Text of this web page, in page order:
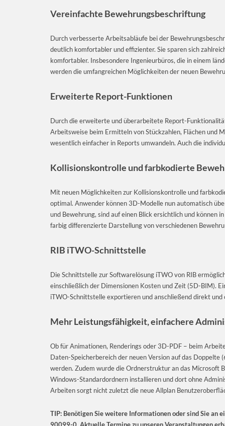
Vereinfachte Bewehrungsbeschriftung
Durch verbesserte Arbeitsabläufe bei der
deutlich komfortabler und effizienter. Sie sparen sich
komfortabler. Insbesondere Ingenieurbüros, die in einem
werden die umfangreichen Möglichkeiten der neuen
Erweiterte Report-Funktionen
Durch die erweiterte und überarbeitete Report-
Arbeitsweise beim Ermitteln von Stückzahlen, Flächen und
wesentlich einfacher in Reports umwandeln. Auch die
Kollisionskontrolle und farbkodierte
Mit neuen Möglichkeiten zur Kollisionskontrolle und
optimal. Anwender können 3D-Modelle nun automatisch
und Bewehrung, sind auf einen Blick ersichtlich und
farbig differenzierte Darstellung von verschiedenen
RIB iTWO-Schnittstelle
Die Schnittstelle zur Softwarelösung iTWO von RIB
einschließlich der Dimensionen Kosten und Zeit (5D-BIM).
iTWO-Schnittstelle exportieren und anschließend direkt
Mehr Leistungsfähigkeit, einfachere
Ob für Animationen, Renderings oder 3D-PDF − beim
Daten-Speicherbereich der neuen Version auf das
werden. Zudem wurde die Ordnerstruktur an das Microsoft
Windows-Standardordnern installieren und dort ohne
Arbeiten sorgt nicht zuletzt die neue Allplan
TIP: Benötigen Sie weitere Informationen oder sind Sie an
90099-0. Aktuelle Termine zu unseren Veranstaltungen